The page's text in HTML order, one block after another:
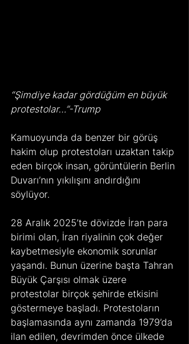
“Şimdiye kadar gördüğüm en büyük
protestolar…”-Trump
Kamuoyunda da benzer bir görüş
hakim olup protestoları uzaktan takip
eden birçok insan, görüntülerin Berlin
Duvarı’nın yıkılışını andırdığını
söylüyor.
28 Aralık 2025’te dövizde İran para
birimi olan, İran riyalinin çok değer
kaybetmesiyle ekonomik sorunlar
yaşandı. Bunun üzerine başta Tahran
Büyük Çarşısı olmak üzere
protestolar birçok şehirde etkisini
göstermeye başladı. Protestoların
başlamasında aynı zamanda 1979’da
ilan edilen, devrimden önce ülkede